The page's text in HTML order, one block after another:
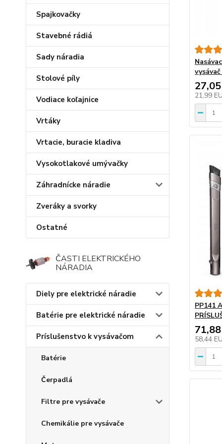
Spajkovačky
Stavebné rádiá
Sady náradia
Stolové píly
Vodiace koľajnice
Vrtáky
Vrtacie, buracie kladiva
Vysokotlakové umývačky
Záhradnícke náradie
Zveráky a svorky
Ostatné
ČASTI ELEKTRICKÉHO
NÁRADIA
Diely pre elektrické náradie
Batérie pre elektrické náradie
Príslušenstvo k vysávačom
Batérie
Čerpadlá
Filtre pre vysávače
Chemikálie pre vysávače
21,99
PP141
58,44